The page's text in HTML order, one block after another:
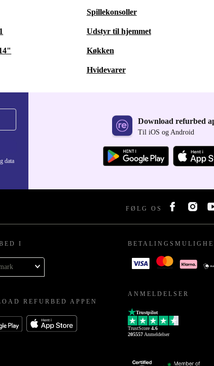
Spillekonsoller
Udstyr til hjemmet
Køkken
Hvidevarer
data
Download refurbed
Til iOS og Android
FØLG OS
I
REFURBED APPEN
ANMELDELSER
Trustpilot
TrustScore 4.6
205557 Anmeldelser